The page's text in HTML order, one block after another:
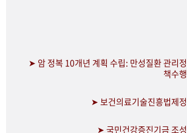
➤ 암 정복 10개년 계획 수립: 만성질환 관리정
책수행
➤ 보건의료기술진흥법제정
➤ 국민건강증진기금 조성